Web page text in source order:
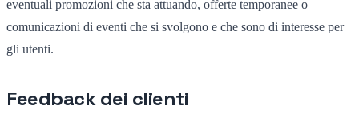
eventuali promozioni che sta attuando, offerte temporanee o
comunicazioni di eventi che si svolgono e che sono di interesse per
gli utenti.
Feedback dei clienti